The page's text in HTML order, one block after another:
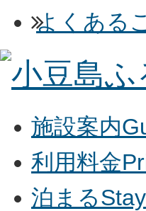
よくある
施設案内
利用料金
泊まるStay